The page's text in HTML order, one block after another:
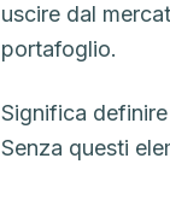
uscire dal
portafoglio.
Significa
Senza questi